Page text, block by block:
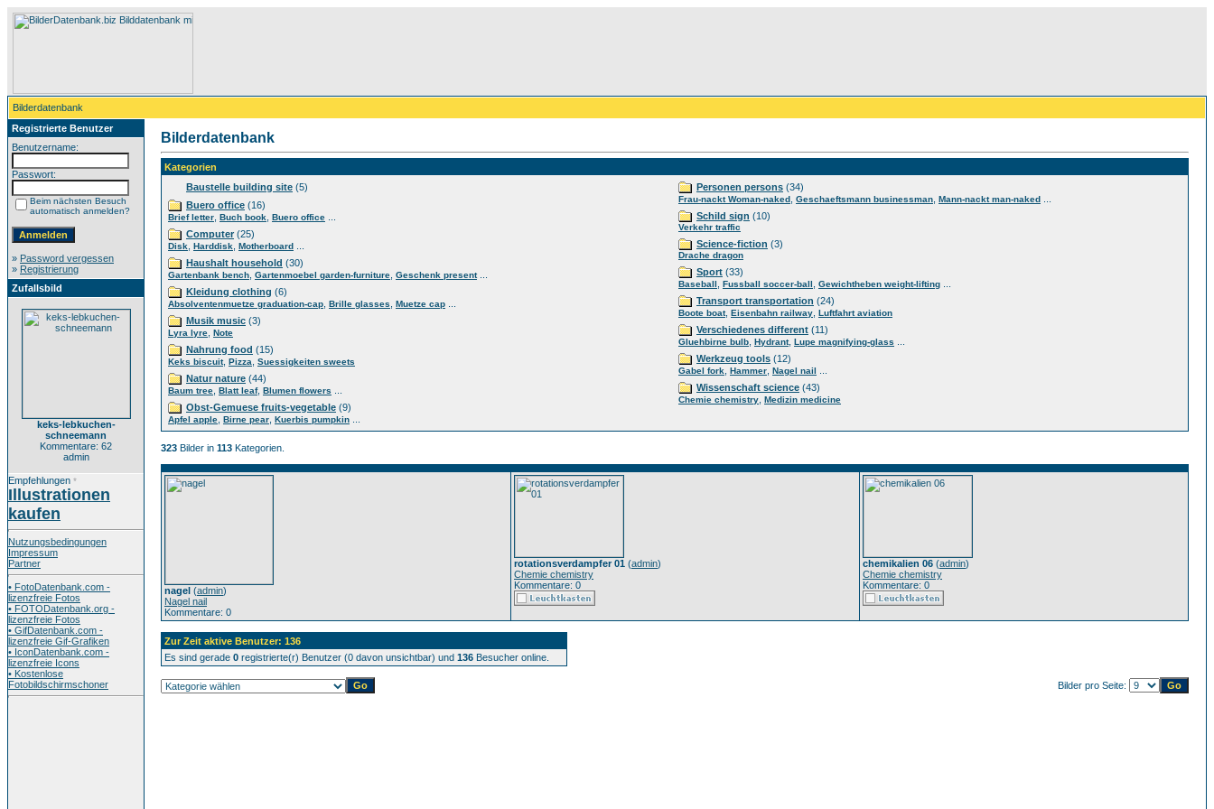
Bilderdatenbank
Registrierte Benutzer
Benutzername:
Passwort:
Beim nächsten Besuch
automatisch anmelden?
» Password vergessen
» Registrierung
Zufallsbild
keks-lebkuchen-
schneemann
Kommentare: 62
admin
Empfehlungen *
Illustrationen
kaufen
Nutzungsbedingungen
Impressum
Partner
• FotoDatenbank.com -
lizenzfreie Fotos
• FOTODatenbank.org -
lizenzfreie Fotos
• GifDatenbank.com -
lizenzfreie Gif-Grafiken
• IconDatenbank.com -
lizenzfreie Icons
• Kostenlose
Fotobildschirmschoner
Bilderdatenbank
Kategorien
Baustelle building site (5)
Buero office (16)
Brief letter Buch book Buero office
Computer(25)
Disk Harddisk Motherboard
Haushalt household (30)
Gartenbank bench Gartenmoebel garden-furniture Geschenk present...
Kleidung clothing (6)
Absolventenmuetze graduation-cap Brille glasses Muetze cap
Musik music (3)
Lyra lyre Note
Nahrung food (15)
Keks biscuit, Pizza Suessigkeiten sweets
Natur nature (44)
Baum tree Blatt leaf, Blumen flowers
Obst-Gemuese fruits-vegetable (9)
Apfel apple Birne pear Kuerbis pumpkin
Personen persons (34)
Frau-nackt Woman-naked Geschaeftsmann businessman Mann-nackt man-naked
Schild sign (10)
Verkehr traffic
Science-fiction (3)
Drache dragon
Sport (33)
Baseball Fussball soccer-ball Gewichtheben weight-lifting
Transport transportation (24)
Boote boat, Eisenbahn railway Luftfahrt aviation
Verschiedenes different (11)
Gluehbirne bulb Hydrant, Lupe magnifying-glass
Werkzeug tools (12)
Gabel fork Hammer Nagel nail
Wissenschaft science (43)
Chemie chemistry Medizin medicine
323 Bilder in 113 Kategorien.
nagel (admin)
Nagel nail
Kommentare: 0
rotationsverdampfer 01 (admin)
Chemie chemistry
Kommentare: 0
chemikalien 06 (admin)
Chemie chemistry
Kommentare: 0
Zur Zeit aktive Benutzer: 136
Es sind gerade 0 registrierte(r) Benutzer (0 davon unsichtbar) und 136 Besucher online.
Bilder pro Seite: